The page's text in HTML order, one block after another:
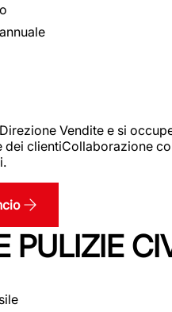
Vendite e si
clientiCollaborazione
PULIZIE